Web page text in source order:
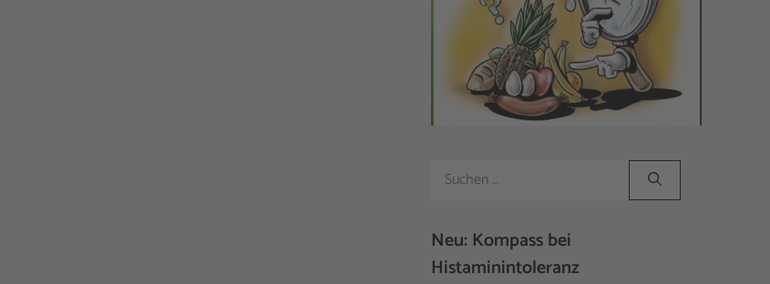
Suchen
nach:
Neu: Kompass bei
Histaminintoleranz